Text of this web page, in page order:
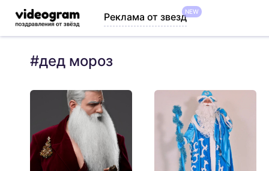
Реклама от звездNEW
#дед мороз